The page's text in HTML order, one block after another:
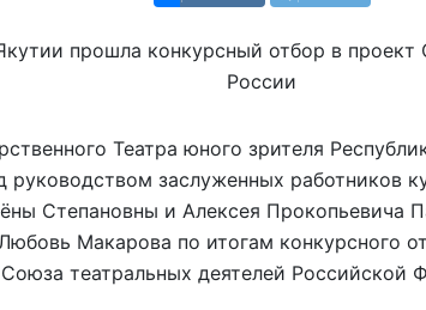
Театра юного зрителя
руководством заслуженных работников
Степановны и Алексея Прокопьевича
Макарова по итогам конкурсного
театральных деятелей Российской